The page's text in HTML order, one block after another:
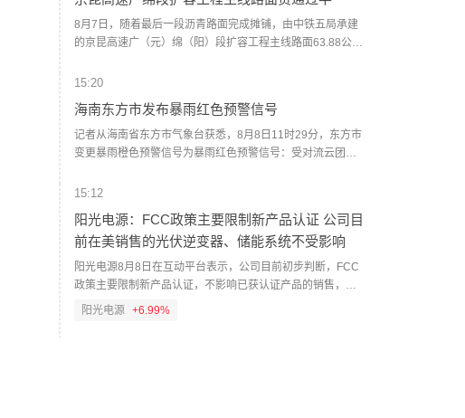
8月7日，随着最后一段沥青路面完成摊铺，由中铁五局承建
的京昆高速广（元）绵（阳）段扩容工程主线路面63.88公里
目全长约124公里，是国家“十纵十横”综合运输大通道首都放
道。（人民财讯）
15:20
海南东方市发布暴雨红色预警信号
记者从海南省东方市气象台获悉，8月8日11时29分，东方市
变更暴雨橙色预警信号为暴雨红色预警信号：受对流云团影
时，东方市各乡镇仍将有30—60毫米的降水，建议有关单位
15:12
阳光电源：FCC政策主要限制新产品认证 公司目
前在美销售的光伏逆变器、储能系统不受影响
阳光电源8月8日在互动平台表示，公司目前初步判断，FCC
政策主要限制新产品认证，不影响已获认证产品的销售，公
司目前在美销售的光伏逆变器、储能系统不受影响。（人民
阳光电源 +6.99%